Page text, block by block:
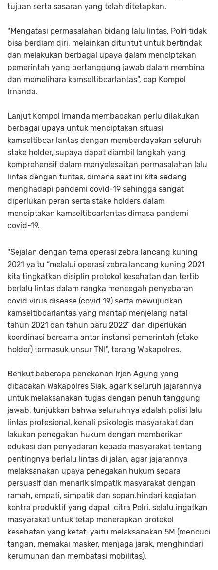
tujuan serta sasaran yang telah ditetapkan.
"Mengatasi permasalahan bidang lalu lintas, Polri tidak
bisa berdiam diri, melainkan dituntut untuk bertindak
dan melakukan berbagai upaya dalam menciptakan
pemerintah yang bertanggung jawab dalam membina
dan memelihara kamseltibcarlantas", cap Kompol
Irnanda.
Lanjut Kompol Irnanda membacakan perlu dilakukan
berbagai upaya untuk menciptakan situasi
kamseltibcar lantas dengan memberdayakan seluruh
stake holder, supaya dapat diambil langkah yang
komprehensif dalam menyelesaikan permasalahan lalu
lintas dengan tuntas, dimana saat ini kita sedang
menghadapi pandemi covid-19 sehingga sangat
diperlukan peran serta stake holders dalam
menciptakan kamseltibcarlantas dimasa pandemi
covid-19.
"Sejalan dengan tema operasi zebra lancang kuning
2021 yaitu “melalui operasi zebra lancang kuning 2021
kita tingkatkan disiplin protokol kesehatan dan tertib
berlalu lintas dalam rangka mencegah penyebaran
covid virus disease (covid 19) serta mewujudkan
kamseltibcarlantas yang mantap menjelang natal
tahun 2021 dan tahun baru 2022” dan diperlukan
koordinasi bersama antar instansi pemerintah (stake
holder) termasuk unsur TNI", terang Wakapolres.
Berikut beberapa penekanan Irjen Agung yang
dibacakan Wakapolres Siak, agar k seluruh jajarannya
untuk melaksanakan tugas dengan penuh tanggung
jawab, tunjukkan bahwa seluruhnya adalah polisi lalu
lintas profesional, kenali psikologis masyarakat dan
lakukan penegakan hukum dengan memberikan
edukasi dan penyadaran kepada masyarakat tentang
pentingnya berlalu lintas di jalan, agar jajarannya
melaksanakan upaya penegakan hukum secara
persuasif dan menarik simpatik masyarakat dengan
ramah, empati, simpatik dan sopan.hindari kegiatan
kontra produktif yang dapat citra Polri, selalu ingatkan
masyarakat untuk tetap menerapkan protokol
kesehatan yang ketat, yaitu melaksanakan 5M (mencuci
tangan, memakai masker, menjaga jarak, menghindari
kerumunan dan membatasi mobilitas).